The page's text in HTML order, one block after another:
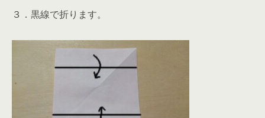
３．黒線で折ります。